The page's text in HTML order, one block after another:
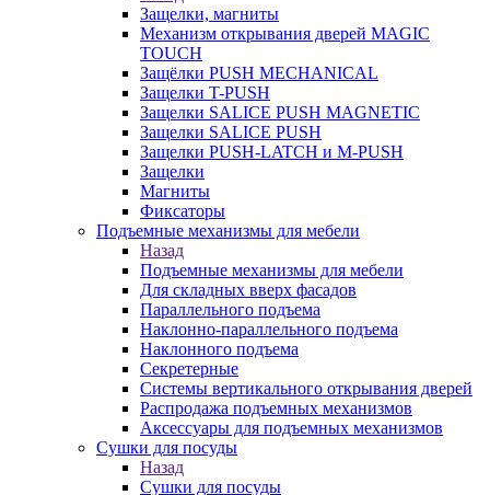
Защелки, магниты
Механизм открывания дверей MAGIC
TOUCH
Защёлки PUSH MECHANICAL
Защелки T-PUSH
Защелки SALICE PUSH MAGNETIC
Защелки SALICE PUSH
Защелки PUSH-LATCH и M-PUSH
Защелки
Магниты
Фиксаторы
Подъемные механизмы для мебели
Назад
Подъемные механизмы для мебели
Для складных вверх фасадов
Параллельного подъема
Наклонно-параллельного подъема
Наклонного подъема
Секретерные
Системы вертикального открывания дверей
Распродажа подъемных механизмов
Аксессуары для подъемных механизмов
Сушки для посуды
Назад
Сушки для посуды